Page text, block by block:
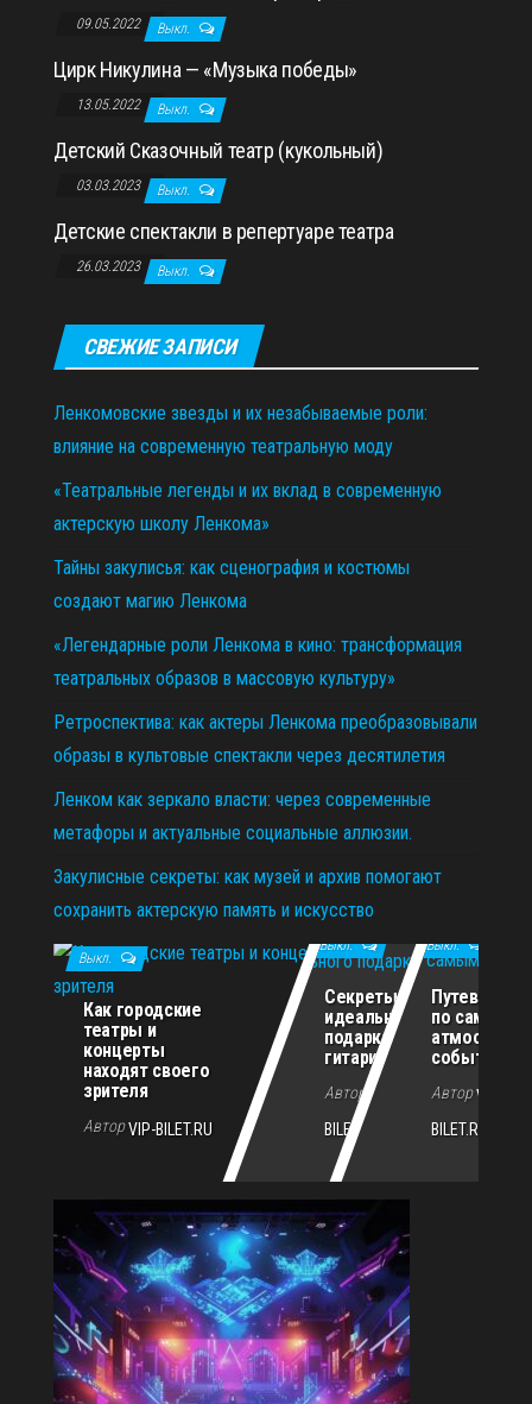
09.05.2022 Выкл.
Цирк Никулина — «Музыка победы»
13.05.2022 Выкл.
Детский Сказочный театр (кукольный)
03.03.2023 Выкл.
Детские спектакли в репертуаре театра
26.03.2023 Выкл.
СВЕЖИЕ ЗАПИСИ
Ленкомовские звезды и их незабываемые роли:
влияние на современную театральную моду
«Театральные легенды и их вклад в современную
актерскую школу Ленкома»
Тайны закулисья: как сценография и костюмы
создают магию Ленкома
«Легендарные роли Ленкома в кино: трансформация
театральных образов в массовую культуру»
Ретроспектива: как актеры Ленкома преобразовывали
образы в культовые спектакли через десятилетия
Ленком как зеркало власти: через современные
метафоры и актуальные социальные аллюзии.
Закулисные секреты: как музей и архив помогают
сохранить актерскую память и искусство
02.07.2026
Выкл.
Как городские
театры и
концерты
находят своего
зрителя
АвторVIP-BILET.RU
11.12.2025
Выкл.
Секреты
идеального
подарка для
гитариста
Автор VIP-
BILET.RU
Выкл.
по самым
событиям
АвторVIP-
BILET.RU